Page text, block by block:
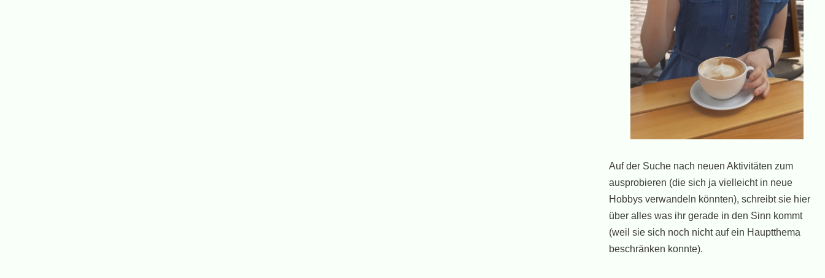
Auf der Suche nach neuen Aktivitäten zum
ausprobieren (die sich ja vielleicht in neue
Hobbys verwandeln könnten), schreibt sie hier
über alles was ihr gerade in den Sinn kommt
(weil sie sich noch nicht auf ein Hauptthema
beschränken konnte).